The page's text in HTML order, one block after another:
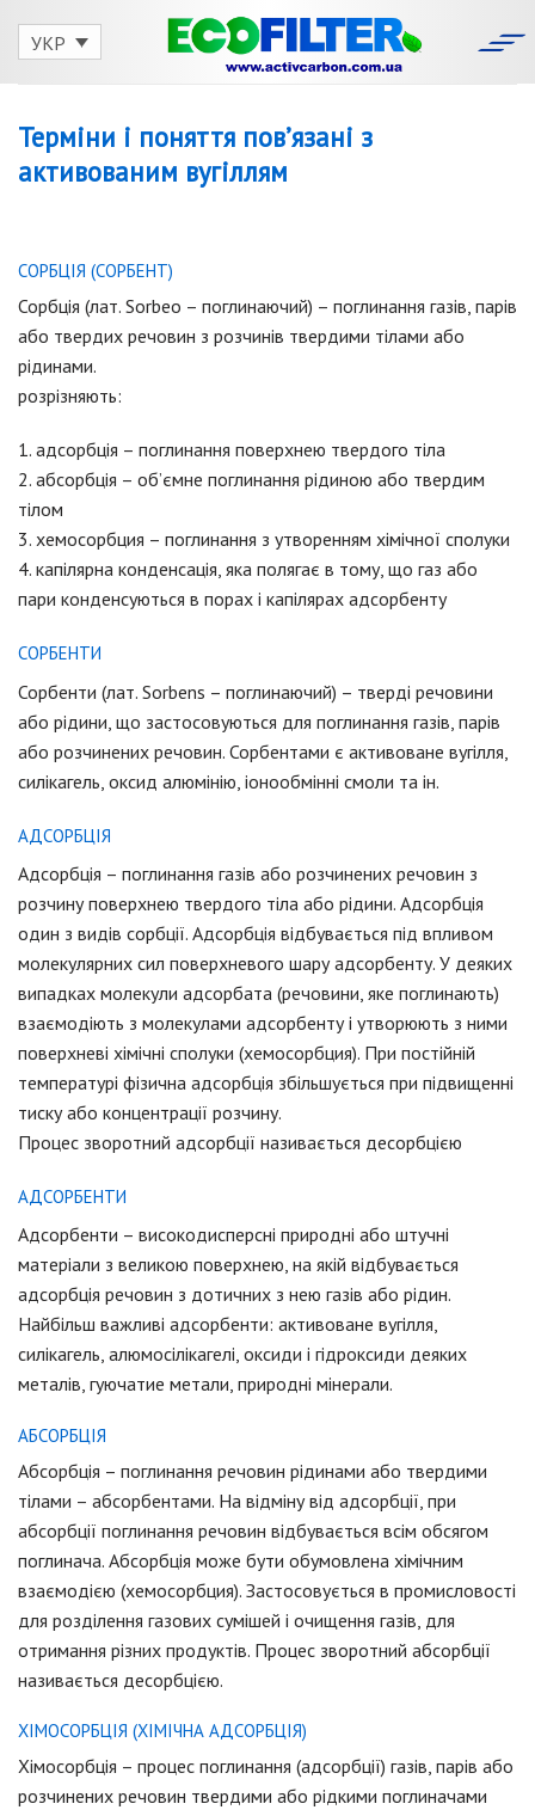
УКР
Терміни і поняття пов’язані з
активованим вугіллям
СОРБЦІЯ (СОРБЕНТ)
Сорбція (лат. Sorbeo – поглинаючий) – поглинання газів, парів
або твердих речовин з розчинів твердими тілами або
рідинами.
розрізняють:
1. адсорбція – поглинання поверхнею твердого тіла
2. абсорбція – об’ємне поглинання рідиною або твердим
тілом
3. хемосорбция – поглинання з утворенням хімічної сполуки
4. капілярна конденсація, яка полягає в тому, що газ або
пари конденсуються в порах і капілярах адсорбенту
СОРБЕНТИ
Сорбенти (лат. Sorbens – поглинаючий) – тверді речовини
або рідини, що застосовуються для поглинання газів, парів
або розчинених речовин. Сорбентами є активоване вугілля,
силікагель, оксид алюмінію, іонообмінні смоли та ін.
АДСОРБЦІЯ
Адсорбція – поглинання газів або розчинених речовин з
розчину поверхнею твердого тіла або рідини. Адсорбція
один з видів сорбції. Адсорбція відбувається під впливом
молекулярних сил поверхневого шару адсорбенту. У деяких
випадках молекули адсорбата (речовини, яке поглинають)
взаємодіють з молекулами адсорбенту і утворюють з ними
поверхневі хімічні сполуки (хемосорбция). При постійній
температурі фізична адсорбція збільшується при підвищенні
тиску або концентрації розчину.
Процес зворотний адсорбції називається десорбцією
АДСОРБЕНТИ
Адсорбенти – високодисперсні природні або штучні
матеріали з великою поверхнею, на якій відбувається
адсорбція речовин з дотичних з нею газів або рідин.
Найбільш важливі адсорбенти: активоване вугілля,
силікагель, алюмосілікагелі, оксиди і гідроксиди деяких
металів, гуючатие метали, природні мінерали.
АБСОРБЦІЯ
Абсорбція – поглинання речовин рідинами або твердими
тілами – абсорбентами. На відміну від адсорбції, при
абсорбції поглинання речовин відбувається всім обсягом
поглинача. Абсорбція може бути обумовлена ​​хімічним
взаємодією (хемосорбция). Застосовується в промисловості
для розділення газових сумішей і очищення газів, для
отримання різних продуктів. Процес зворотний абсорбції
називається десорбцією.
ХІМОСОРБЦІЯ (ХІМІЧНА АДСОРБЦІЯ)
Хімосорбція – процес поглинання (адсорбції) газів, парів або
розчинених речовин твердими або рідкими поглиначами